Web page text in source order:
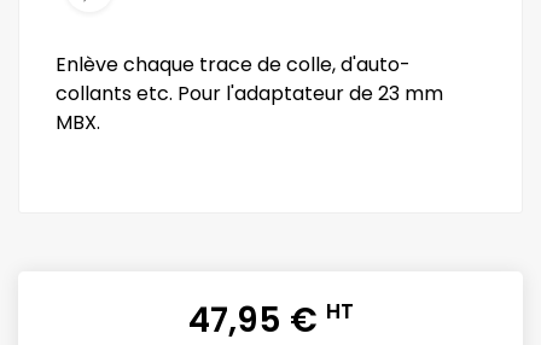
Enlève chaque trace de colle, d'auto-
collants etc. Pour l'adaptateur de 23 mm
MBX.
47,95 € HT